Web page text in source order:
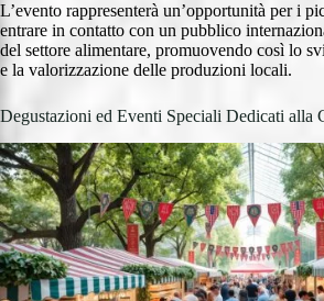
L’evento rappresenterà un’opportunità per i
entrare in contatto con un pubblico
del settore alimentare, promuovendo così lo
e la valorizzazione delle produzioni locali.
Degustazioni ed Eventi Speciali Dedicati alla